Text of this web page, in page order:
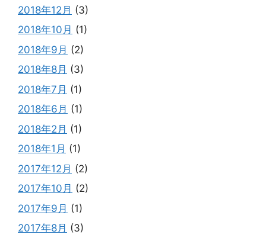
2018年12月 (3)
2018年10月 (1)
2018年9月 (2)
2018年8月 (3)
2018年7月 (1)
2018年6月 (1)
2018年2月 (1)
2018年1月 (1)
2017年12月 (2)
2017年10月 (2)
2017年9月 (1)
2017年8月 (3)